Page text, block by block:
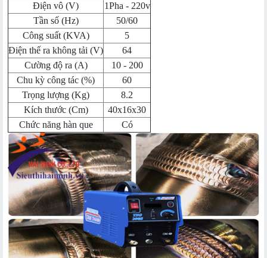
Điện vô (V)
1Pha - 220v
Tần số (Hz)
50/60
Công suất (KVA)
5
Điện thế ra không tải (V)
64
Cường độ ra (A)
10 - 200
Chu kỳ công tác (%)
60
Trọng lượng (Kg)
8.2
Kích thước (Cm)
40x16x30
Chức năng hàn que
Có